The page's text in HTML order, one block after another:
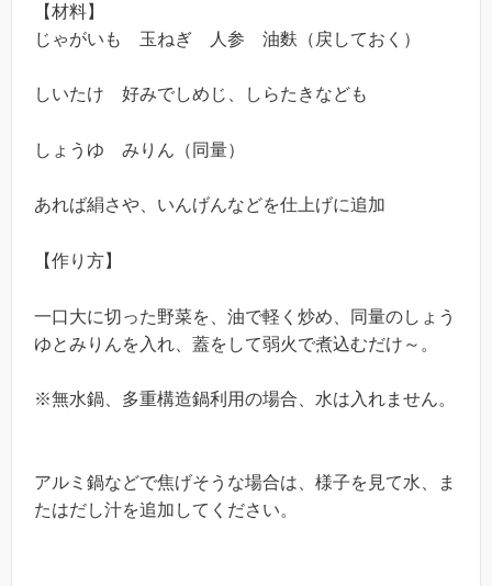
【材料】
じゃがいも 玉ねぎ 人参 油麩（戻しておく）
しいたけ 好みでしめじ、しらたきなども
しょうゆ みりん（同量）
あれば絹さや、いんげんなどを仕上げに追加
【作り方】
一口大に切った野菜を、油で軽く炒め、同量のしょう
ゆとみりんを入れ、蓋をして弱火で煮込むだけ～。
※無水鍋、多重構造鍋利用の場合、水は入れません。
アルミ鍋などで焦げそうな場合は、様子を見て水、ま
たはだし汁を追加してください。